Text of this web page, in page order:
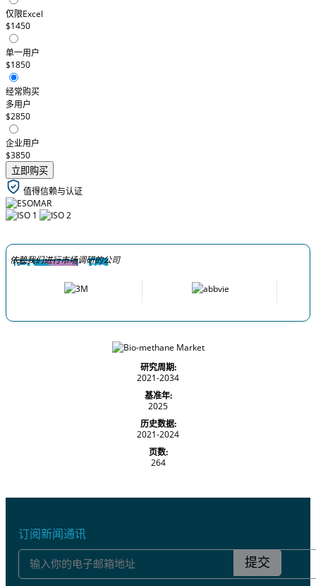
仅限Excel
$1450
单一用户
$1850
经常购买
多用户
$2850
企业用户
$3850
立即购买
值得信赖与认证
依赖我们进行市场调研的公司
研究周期:
2021-2034
基准年:
2025
历史数据:
2021-2024
页数:
264
订阅新闻通讯
提交